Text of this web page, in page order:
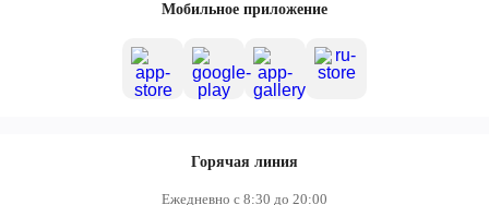
Мобильное приложение
Горячая линия
Ежедневно с 8:30 до 20:00